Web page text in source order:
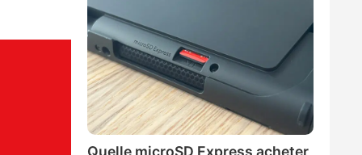
Quelle microSD Express acheter